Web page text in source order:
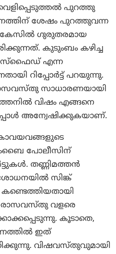
പുറത്തു
ശേഷം പുറത്തുവന്ന
കേസിൽ ഗുരുതരമായ
കുടുംബം കഴിച്ച
എന്ന
റിപ്പോർട്ട് പറയുന്നു.
സാധാരണയായി
വിഷം എങ്ങനെ
അന്വേഷിക്കുകയാണ്.
പോലീസിന്
തണ്ണിമത്തൻ
സിങ്ക്
രാസവസ്തു വളരെ
കൂടാതെ,
ഇത്
വിഷവസ്തുവുമായി